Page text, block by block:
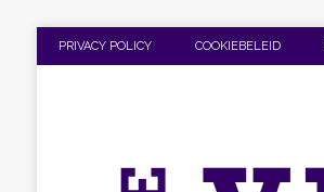
PRIVACY POLICY COOKIEBELEID